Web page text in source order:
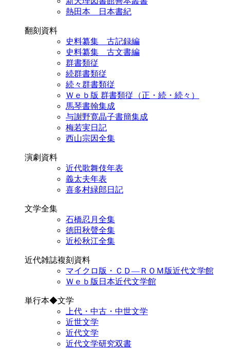
熱田本 日本書紀
翻刻資料
史料纂集 古記録編
史料纂集 古文書編
群書類従
続群書類従
続々群書類従
Ｗｅｂ版 群書類従（正・続・続々）
馬琴書翰集成
与謝野寛晶子書簡集成
梅若実日記
西山宗因全集
演劇資料
近代歌舞伎年表
義太夫年表
喜多村緑郎日記
文学全集
石橋忍月全集
徳田秋聲全集
近松秋江全集
近代雑誌複刻資料
マイクロ版・ＣＤ―ＲＯＭ版近代文学館
Ｗｅｂ版日本近代文学館
単行本◆文学
上代・中古・中世文学
近世文学
近代文学
近代文学研究双書